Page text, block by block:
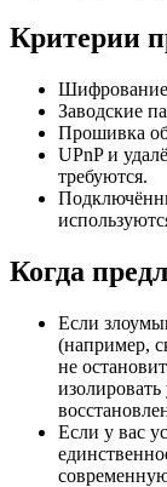
Критерии
Заводские
Прошивка
UPnP и
требуются.
Когда
Если
(например,
не
Если у вас